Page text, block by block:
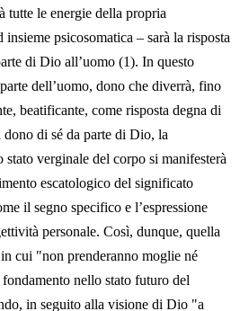
tutte le energie della propria
insieme psicosomatica – sarà la risposta
di Dio all’uomo (1). In questo
dell’uomo, dono che diverrà, fino
beatificante, come risposta degna di
dono di sé da parte di Dio, la
verginale del corpo si manifesterà
escatologico del significato
il segno specifico e l’espressione
personale. Così, dunque, quella
cui "non prenderanno moglie né
nello stato futuro del
in seguito alla visione di Dio "a